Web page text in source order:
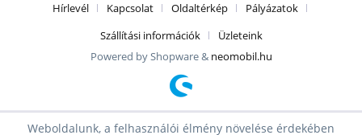
Hírlevél Kapcsolat Oldaltérkép
Pályázatok
Szállítási információk
Üzleteink
Powered by Shopware & neomobil.hu
Weboldalunk, a felhasználói élmény növelése érdekében